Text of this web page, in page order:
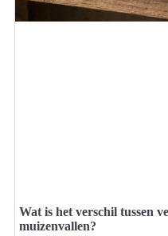
Wat is het verschil tussen
muizenvallen?